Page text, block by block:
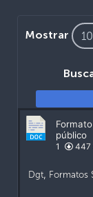
Mostrar
público
1 447
Dgt, Formatos